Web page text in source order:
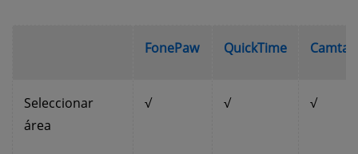
FonePaw QuickTime
Seleccionar
área
√ √ √